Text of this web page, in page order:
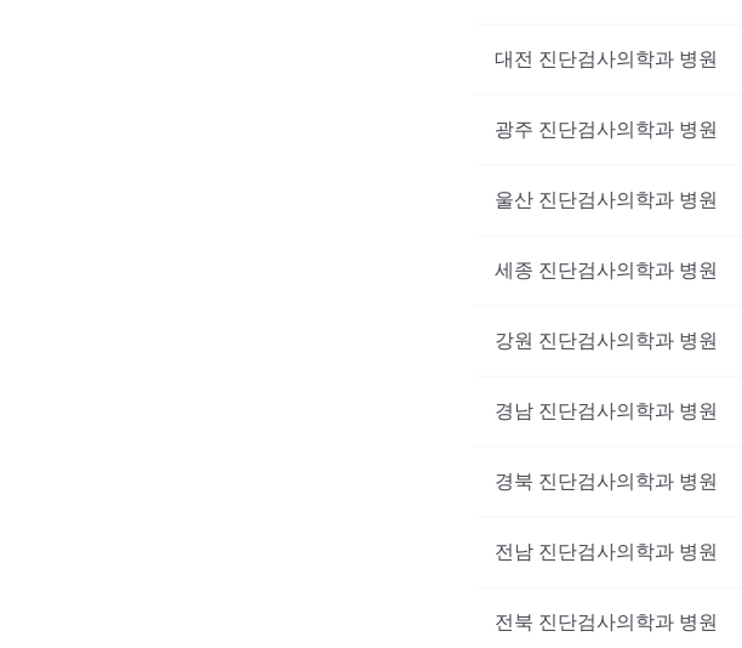
대전 진단검사의학과 병원
광주 진단검사의학과 병원
울산 진단검사의학과 병원
세종 진단검사의학과 병원
강원 진단검사의학과 병원
경남 진단검사의학과 병원
경북 진단검사의학과 병원
전남 진단검사의학과 병원
전북 진단검사의학과 병원